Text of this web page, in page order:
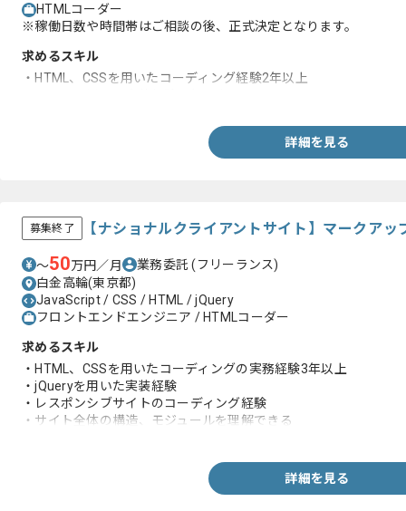
HTMLコーダー
※稼働日数や時間帯はご相談の後、正式決定となります。
求めるスキル
・HTML、CSSを用いたコーディング経験2年以上
詳細を見る
募集終了 【ナショナルクライアントサイト】マークア
〜50万円／月 業務委託(フリーランス)
白金高輪(東京都)
JavaScript / CSS / HTML / jQuery
フロントエンドエンジニア / HTMLコーダー
求めるスキル
・HTML、CSSを用いたコーディングの実務経験3年以上
・jQueryを用いた実装経験
・レスポンシブサイトのコーディング経験
・サイト全体の構造、モジュールを理解できる
詳細を見る